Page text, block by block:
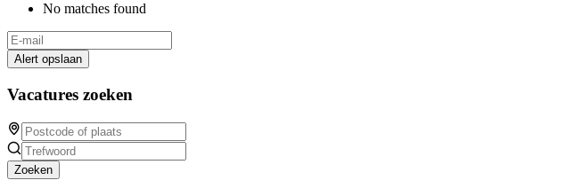
No matches found
Alert opslaan
Vacatures zoeken
Zoeken